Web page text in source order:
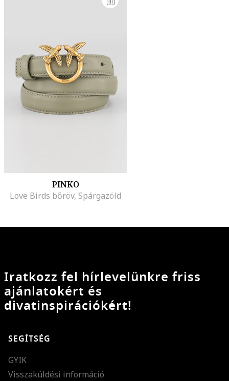
PINKO
Love Birds bőröv, Spárgazöld
Iratkozz fel hírlevelünkre friss
ajánlatokért és
divatinspirációkért!
SEGÍTSÉG
GYIK
Visszaküldési információ